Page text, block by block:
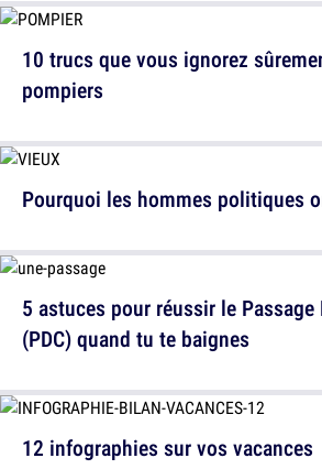
10 trucs que vous ignorez
pompiers
5 astuces pour réussir le Passage
(PDC) quand tu te baignes
Pourquoi les hommes politiques
12 infographies sur vos vacances